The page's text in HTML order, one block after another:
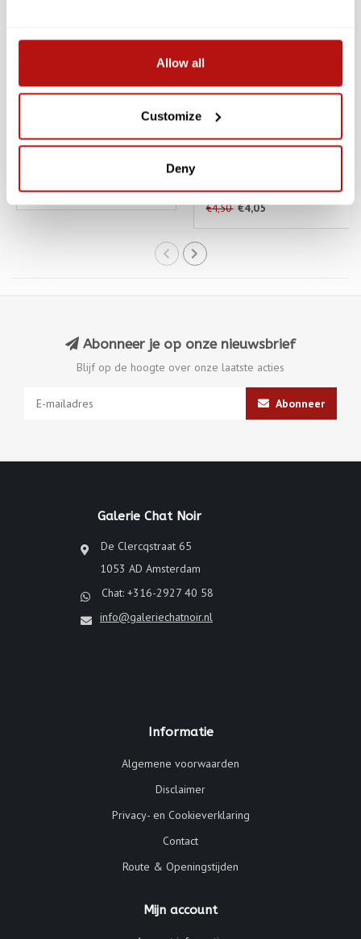
Allow all
Customize
Deny
Sleutelhanger - Led Kat
€6,50 €5,85
PUCKATOR
Sleutelhanger Miauw met
€4,50 €4,05
Abonneer je op onze nieuwsbrief
Blijf op de hoogte over onze laatste acties
Abonneer
Galerie Chat Noir
De Clercqstraat 65
1053 AD Amsterdam
Chat: +316-2927 40 58
info@galeriechatnoir.nl
Informatie
Algemene voorwaarden
Disclaimer
Privacy- en Cookieverklaring
Contact
Route & Openingstijden
Mijn account